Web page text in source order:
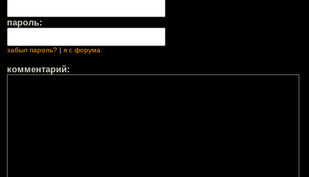
пароль:
забыл пароль? я с форума
комментарий: